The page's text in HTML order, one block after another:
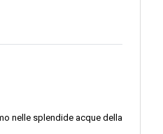
nelle splendide acque della